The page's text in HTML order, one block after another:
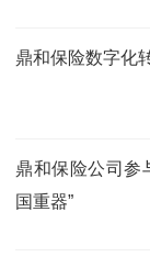
鼎和保险数字化
鼎和保险公司参
国重器”